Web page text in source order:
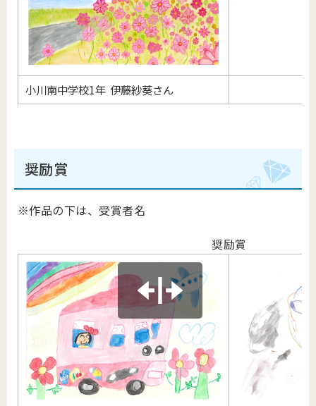
小川南中学校1年 伊藤紗葵さん
奨励賞
※作品の下は、受賞者名
奨励賞